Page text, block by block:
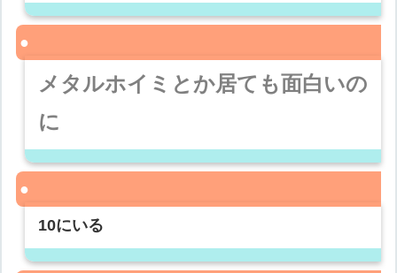
メタルホイミとか居ても面白いの
に
10にいる